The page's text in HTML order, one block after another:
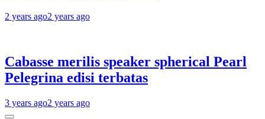
2 years ago2 years ago
Cabasse merilis speaker spherical Pearl
Pelegrina edisi terbatas
3 years ago2 years ago